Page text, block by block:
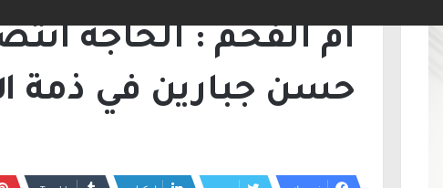
ام الفحم : الحاجة
حسن جبارين في ذمة